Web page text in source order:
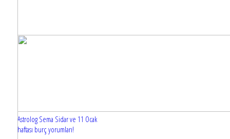
Astrolog Sema Sidar ve 11 Ocak
haftası burç yorumları!